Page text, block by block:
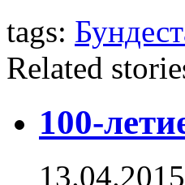
tags:
Related
100-
13.04.2015